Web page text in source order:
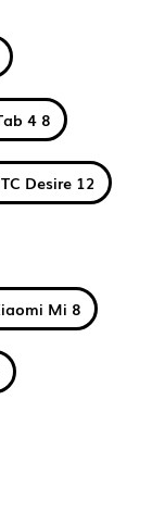
4 8
Desire 12
Mi 8